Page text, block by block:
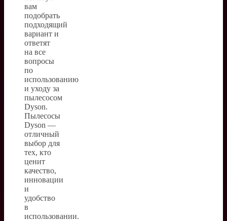
вам
подобрать
подходящий
вариант и
ответят
на все
вопросы
по
использованию
и уходу за
пылесосом
Dyson.
Пылесосы
Dyson —
отличный
выбор для
тех, кто
ценит
качество,
инновации
и
удобство
в
использовании.